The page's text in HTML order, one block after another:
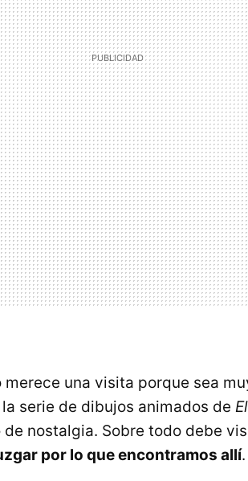
merece una visita porque sea
serie de dibujos animados de
nostalgia. Sobre todo debe
por lo que encontramos allí.